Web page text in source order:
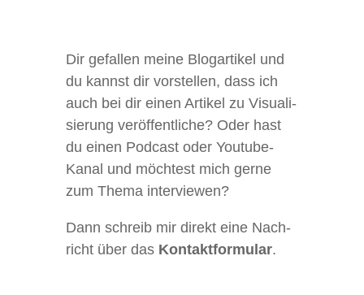
Dir gefal­len meine Blog­ar­ti­kel und
du kannst dir vor­stel­len, dass ich
auch bei dir einen Arti­kel zu Visua­li­
sie­rung ver­öf­fent­li­che? Oder hast
du einen Pod­cast oder You­­tube-
Kanal und möch­test mich gerne
zum Thema interviewen?
Dann schreib mir direkt eine Nach­
richt über das Kon­takt­for­mu­lar.